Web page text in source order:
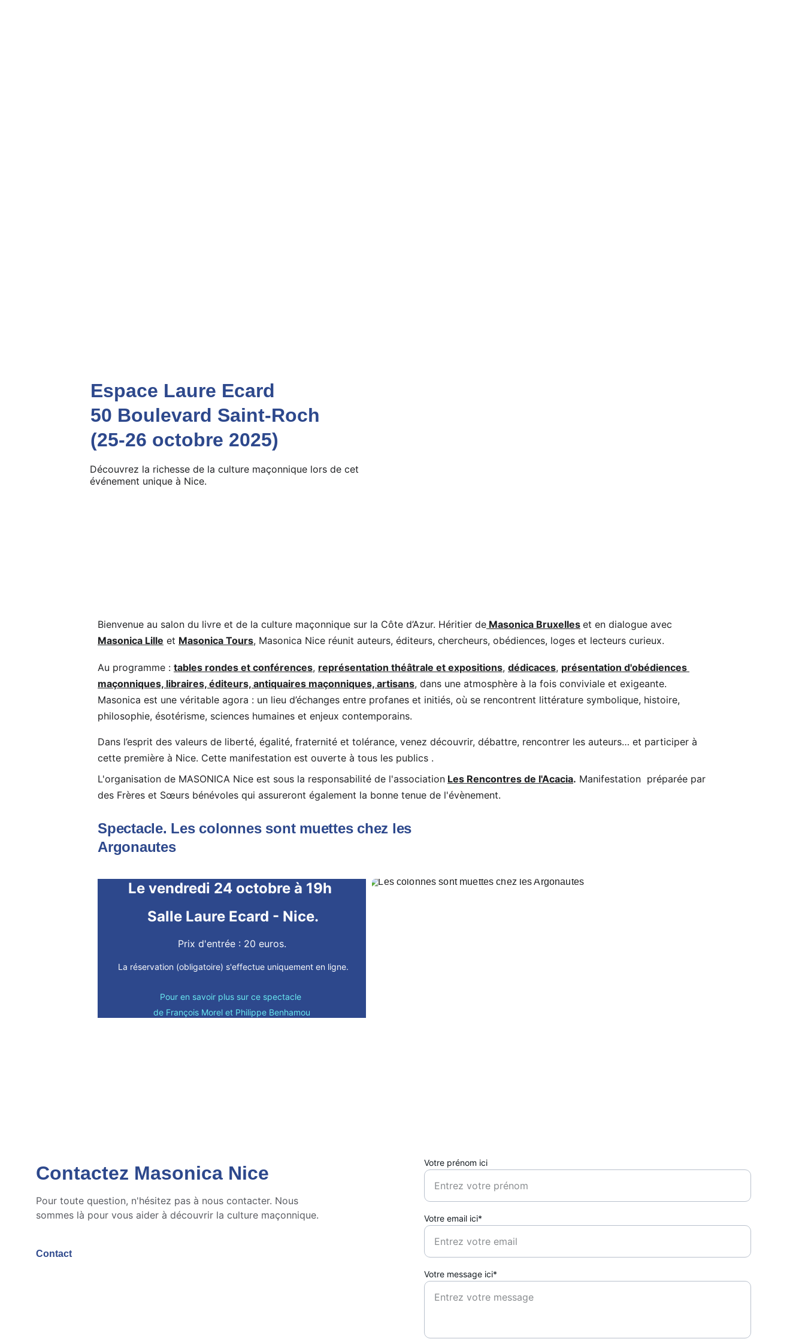
Découvrez la richesse de la culture maçonnique lors de cet
événement unique à Nice.
Bienvenue au salon du livre et de la culture maçonnique sur la Côte d’Azur. Héritier de Masonica Bruxelles et en dialogue avec
Masonica Lille et Masonica Tours, Masonica Nice réunit auteurs, éditeurs, chercheurs, obédiences, loges et lecteurs curieux.
Au programme : tables rondes et conférences, représentation théâtrale et expositions, dédicaces, présentation d'obédiences
maçonniques, libraires, éditeurs, antiquaires maçonniques, artisans, dans une atmosphère à la fois conviviale et exigeante.
Masonica est une véritable agora : un lieu d’échanges entre profanes et initiés, où se rencontrent littérature symbolique, histoire,
philosophie, ésotérisme, sciences humaines et enjeux contemporains.
Dans l’esprit des valeurs de liberté, égalité, fraternité et tolérance, venez découvrir, débattre, rencontrer les auteurs… et participer à
cette première à Nice. Cette manifestation est ouverte à tous les publics .
L'organisation de MASONICA Nice est sous la responsabilité de l'association Les Rencontres de l'Acacia. Manifestation  préparée par
des Frères et Sœurs bénévoles qui assureront également la bonne tenue de l'évènement.
Spectacle. Les colonnes sont muettes chez les
Argonautes
Espace Laure Ecard
50 Boulevard Saint-Roch
(25-26 octobre 2025)
Le vendredi 24 octobre à 19h
Salle Laure Ecard - Nice.
Prix d'entrée : 20 euros.
La réservation (obligatoire) s'effectue uniquement en ligne.
Pour en savoir plus sur ce spectacle
de François Morel et Philippe Benhamou
Contactez Masonica Nice
Pour toute question, n'hésitez pas à nous contacter. Nous
sommes là pour vous aider à découvrir la culture maçonnique.
Contact
Votre prénom ici
Votre email ici*
Votre message ici*